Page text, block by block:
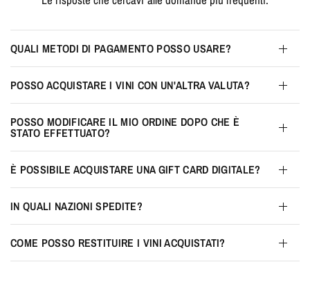
QUALI METODI DI PAGAMENTO POSSO USARE?
POSSO ACQUISTARE I VINI CON UN'ALTRA VALUTA?
POSSO MODIFICARE IL MIO ORDINE DOPO CHE È
STATO EFFETTUATO?
È POSSIBILE ACQUISTARE UNA GIFT CARD DIGITALE?
IN QUALI NAZIONI SPEDITE?
COME POSSO RESTITUIRE I VINI ACQUISTATI?